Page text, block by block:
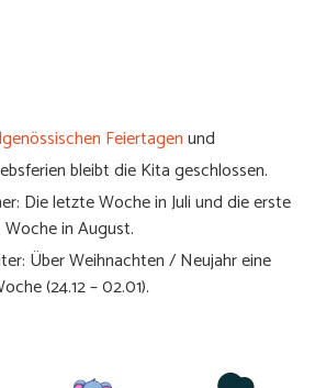
Feiertagenund
bleibt die Kita geschlossen.
Die letzte Woche in Juli und die erste
Woche in August.
Über Weihnachten / Neujahr eine
(24.12 – 02.01).